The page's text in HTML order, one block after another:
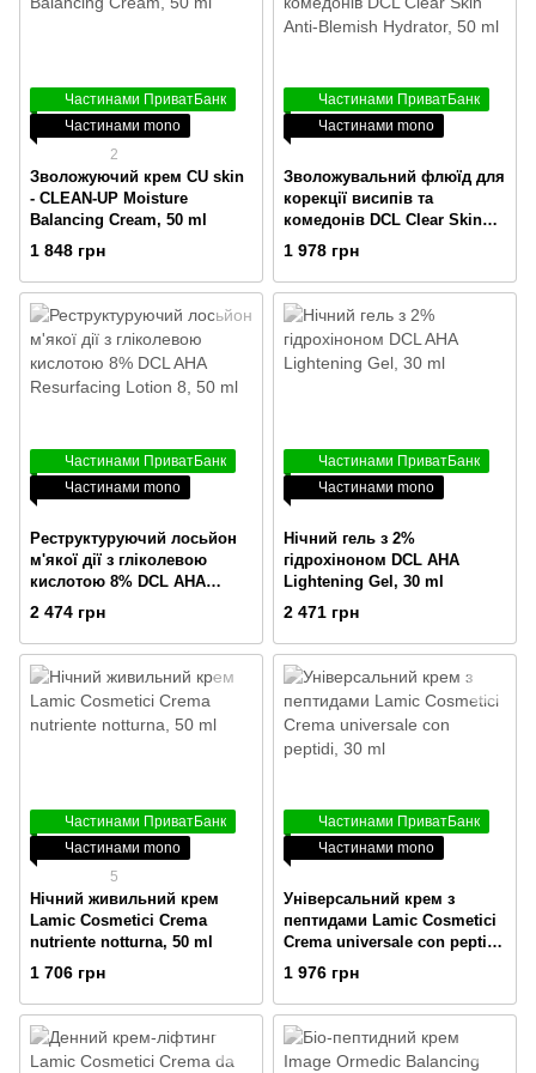
Частинами ПриватБанк
Частинами mono
2
Зволожуючий крем CU skin
- CLEAN-UP Moisture
Balancing Cream, 50 ml
1 848 грн
Частинами ПриватБанк
Частинами mono
Зволожувальний флюїд для
корекції висипів та
комедонів DCL Clear Skin
Anti-Blemish Hydrator, 50 ml
1 978 грн
Частинами ПриватБанк
Частинами mono
Реструктуруючий лосьйон
м'якої дії з гліколевою
кислотою 8% DCL AHA
Resurfacing Lotion 8, 50 ml
2 474 грн
Частинами ПриватБанк
Частинами mono
Нічний гель з 2%
гідрохіноном DCL AHA
Lightening Gel, 30 ml
2 471 грн
Частинами ПриватБанк
Частинами mono
5
Нічний живильний крем
Lamic Cosmetici Crema
nutriente notturna, 50 ml
1 706 грн
Частинами ПриватБанк
Частинами mono
Універсальний крем з
пептидами Lamic Cosmetici
Crema universale con peptidi,
30 ml
1 976 грн